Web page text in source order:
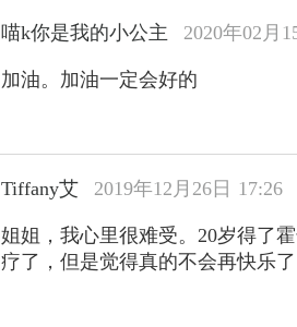
喵k你是我的小公主 2020年02月
加油。加油一定会好的
Tiffany艾 2019年12月26日 17:26
姐姐，我心里很难受。20岁得了
疗了，但是觉得真的不会再快乐